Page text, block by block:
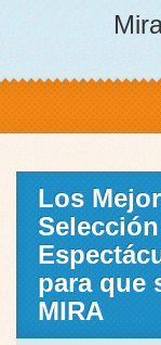
Los
para que
MIRA